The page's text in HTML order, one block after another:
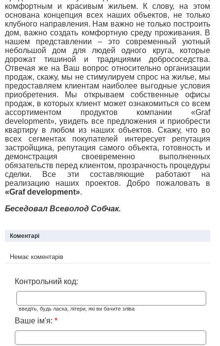
комфортным и красивым жильем. К слову, на этом
основана концепция всех наших объектов, не только
клубного направления. Нам важно не только построить
дом, важно создать комфортную среду проживания. В
нашем представлении – это современный уютный
небольшой дом для людей одного круга, которые
дорожат тишиной и традициями добрососедства.
Отвечая же на Ваш вопрос относительно организации
продаж, скажу, мы не стимулируем спрос на жилье, мы
предоставляем клиентам наиболее выгодные условия
приобретения. Мы открываем собственные офисы
продаж, в которых клиент может ознакомиться со всем
ассортиментом продуктов компании «Graf
development», увидеть все предложения и приобрести
квартиру в любом из наших объектов. Скажу, что во
всех сегментах покупателей интересует репутация
застройщика, репутация самого объекта, готовность и
демонстрация своевременно выполненных
обязательств перед клиентом, прозрачность процедуры
сделки. Все эти составляющие работают на
реализацию наших проектов. Добро пожаловать в
«Graf development».
Беседовал Всеволод Собчак.
Коментарі
Немає коментарів
Контрольний код:
введіть, будь ласка, літери, які ви бачите зліва
Ваше ім'я: *